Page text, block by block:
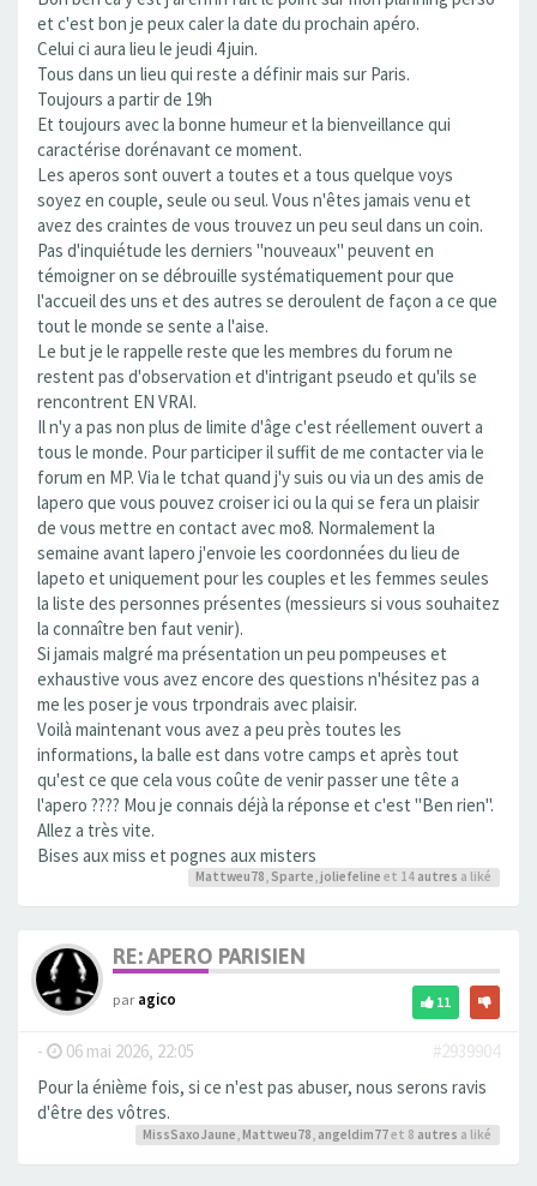
et c'est bon je peux caler la date du prochain apéro.
Celui ci aura lieu le jeudi 4 juin.
Tous dans un lieu qui reste a définir mais sur Paris.
Toujours a partir de 19h
Et toujours avec la bonne humeur et la bienveillance qui
caractérise dorénavant ce moment.
Les aperos sont ouvert a toutes et a tous quelque voys
soyez en couple, seule ou seul. Vous n'êtes jamais venu et
avez des craintes de vous trouvez un peu seul dans un coin.
Pas d'inquiétude les derniers "nouveaux" peuvent en
témoigner on se débrouille systématiquement pour que
l'accueil des uns et des autres se deroulent de façon a ce que
tout le monde se sente a l'aise.
Le but je le rappelle reste que les membres du forum ne
restent pas d'observation et d'intrigant pseudo et qu'ils se
rencontrent EN VRAI.
Il n'y a pas non plus de limite d'âge c'est réellement ouvert a
tous le monde. Pour participer il suffit de me contacter via le
forum en MP. Via le tchat quand j'y suis ou via un des amis de
lapero que vous pouvez croiser ici ou la qui se fera un plaisir
de vous mettre en contact avec mo8. Normalement la
semaine avant lapero j'envoie les coordonnées du lieu de
lapeto et uniquement pour les couples et les femmes seules
la liste des personnes présentes (messieurs si vous souhaitez
la connaître ben faut venir).
Si jamais malgré ma présentation un peu pompeuses et
exhaustive vous avez encore des questions n'hésitez pas a
me les poser je vous trpondrais avec plaisir.
Voilà maintenant vous avez a peu près toutes les
informations, la balle est dans votre camps et après tout
qu'est ce que cela vous coûte de venir passer une tête a
l'apero ???? Mou je connais déjà la réponse et c'est "Ben rien".
Allez a très vite.
Bises aux miss et pognes aux misters
Mattweu78, Sparte, joliefeline et 14 autres a liké
RE: APERO PARISIEN
paragico 11
- 06 mai 2026, 22:05
#2939904
Pour la énième fois, si ce n'est pas abuser, nous serons ravis
d'être des vôtres.
MissSaxoJaune Mattweu78 angeldim77et 8 autres a liké